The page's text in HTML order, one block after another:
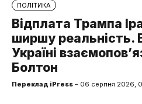
ПОЛІТИКА
Відплата Трампа
ширшу реальність.
Україні
Болтон
Переклад iPress – 06 серпня 2026,